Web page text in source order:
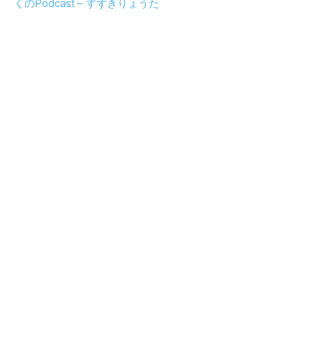
くのPodcast – すずきりょうた